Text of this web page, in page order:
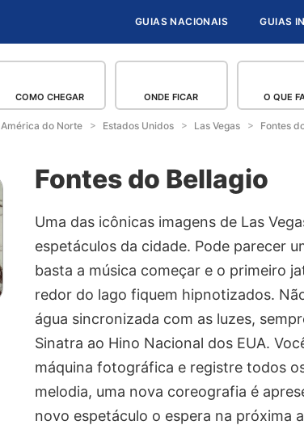
GUIAS NACIONAIS GUIAS
COMO CHEGAR ONDE FICAR O QUE
América do Norte Estados Unidos Las Vegas Fontes
Fontes do Bellagio
Uma das icônicas imagens de Las
espetáculos da cidade. Pode parecer
basta a música começar e o primeiro
redor do lago fiquem hipnotizados.
água sincronizada com as luzes,
Sinatra ao Hino Nacional dos EUA.
máquina fotográfica e registre todos
melodia, uma nova coreografia é
novo espetáculo o espera na próxima